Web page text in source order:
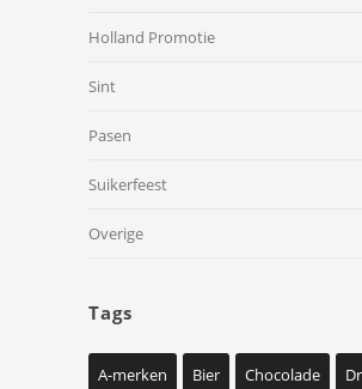
Holland Promotie
Sint
Pasen
Suikerfeest
Overige
Tags
A-merken Bier Chocolade